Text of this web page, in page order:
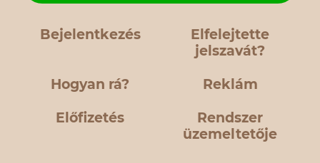
Bejelentkezés
Elfelejtette
jelszavát?
Hogyan rá? Reklám
Előfizetés
Rendszer
üzemeltetője